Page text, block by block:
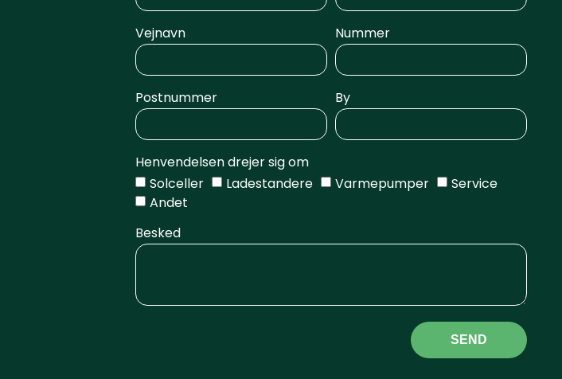
Vejnavn Nummer
Postnummer By
Henvendelsen drejer sig om
Solceller
Ladestandere Varmepumper
Service
Andet
Besked
SEND